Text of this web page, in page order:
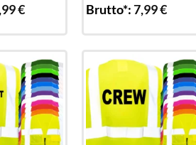
€ Brutto*:7,99€
Add to
wishlist
Add to
wishlist